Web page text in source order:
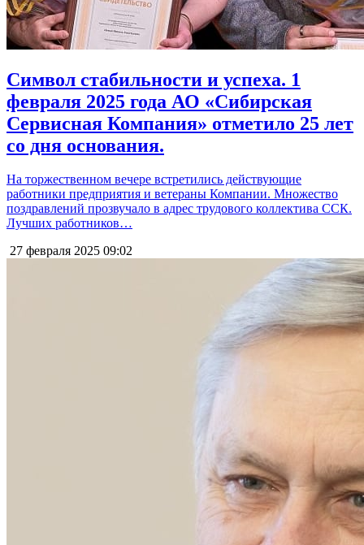
Символ стабильности и успеха. 1
февраля 2025 года АО «Сибирская
Сервисная Компания» отметило 25 лет
со дня основания.
На торжественном вечере встретились действующие
работники предприятия и ветераны Компании. Множество
поздравлений прозвучало в адрес трудового коллектива ССК.
Лучших работников…
27 февраля 2025 09:02